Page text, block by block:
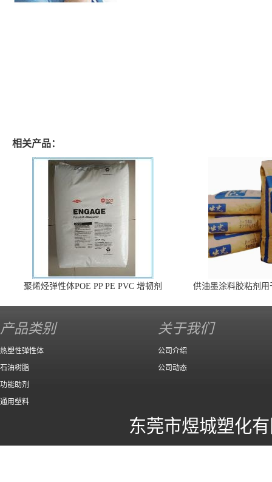
相关产品：
聚烯烃弹性体POE PP PE PVC 增韧剂
供油墨涂料胶粘剂
产品类别
热塑性弹性体
石油树脂
功能助剂
通用塑料
关于我们
公司介绍
公司动态
东莞市煜城塑化